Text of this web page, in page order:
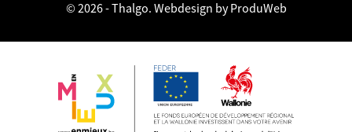
© 2026 - Thalgo. Webdesign by ProduWeb